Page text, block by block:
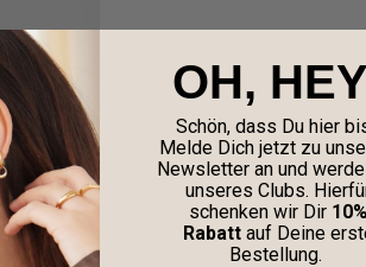
OH,
Schön, dass Du hier
Melde Dich jetzt zu
Newsletter an und
unseres Clubs.
schenken wir Dir
Rabattauf Deine
Bestellung.